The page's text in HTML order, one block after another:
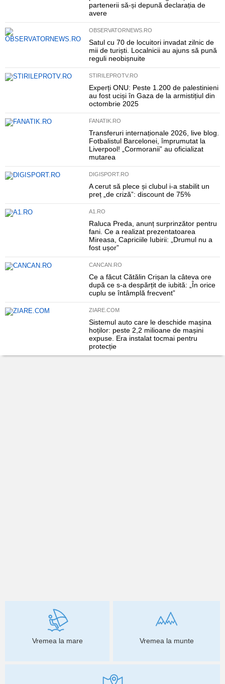
partenerii să-și depună declarația de
avere
OBSERVATORNEWS.RO
Satul cu 70 de locuitori invadat zilnic de
mii de turiști. Localnicii au ajuns să pună
reguli neobișnuite
STIRILEPROTV.RO
Experți ONU: Peste 1.200 de palestinieni
au fost uciși în Gaza de la armistițiul din
octombrie 2025
FANATIK.RO
Transferuri internaționale 2026, live blog.
Fotbalistul Barcelonei, împrumutat la
Liverpool! „Cormoranii” au oficializat
mutarea
DIGISPORT.RO
A cerut să plece și clubul i-a stabilit un
preț „de criză”: discount de 75%
A1.RO
Raluca Preda, anunț surprinzător pentru
fani. Ce a realizat prezentatoarea
Mireasa, Capriciile Iubirii: „Drumul nu a
fost ușor”
CANCAN.RO
Ce a făcut Cătălin Crișan la câteva ore
după ce s-a despărțit de iubită: „În orice
cuplu se întâmplă frecvent”
ZIARE.COM
Sistemul auto care le deschide mașina
hoților: peste 2,2 milioane de mașini
expuse. Era instalat tocmai pentru
protecție
Vremea la mare Vremea la munte